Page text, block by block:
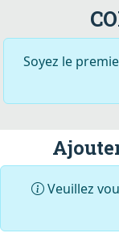
Soyez le
Veuillez